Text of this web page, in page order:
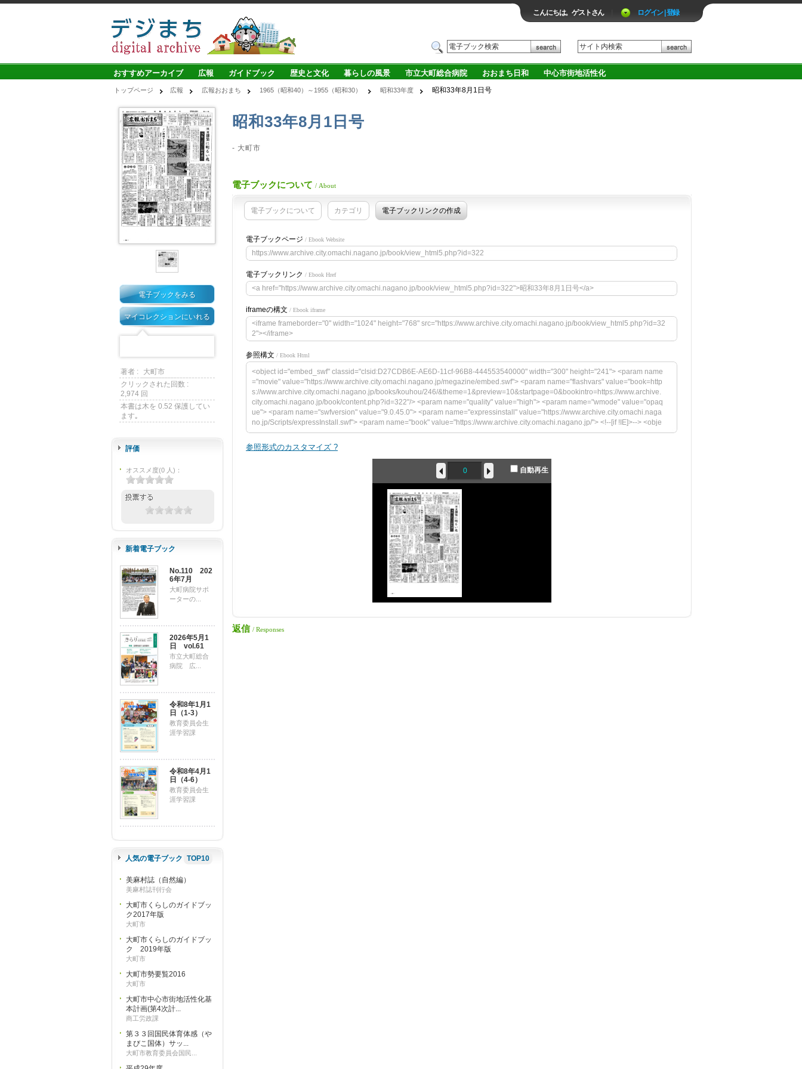
こんにちは。ゲストさん ログイン | 登録
おすすめアーカイブ 広報 ガイドブック 歴史と文化 暮らしの風景 市立大町総合病院 おおまち日和 中心市街地活性化
トップページ 広報 広報おおまち 1965（昭和40）～1955（昭和30） 昭和33年度 昭和33年8月1日号
電子ブックをみる
マイコレクションにいれる
著者 :
大町市
クリックされた回数 :
2,974 回
本書は木を 0.52 保護してい
ます｡
評価
オススメ度(0人) ：
新着電子ブック
No.110 202
6年7月
大町病院サポ
ーターの...
2026年5月1
日 vol.61
市立大町総合
病院 広...
令和8年1月1
日（1-3）
教育委員会生
涯学習課
令和8年4月1
日（4-6）
教育委員会生
涯学習課
人気の電子ブック TOP10
美麻村誌（自然編）
美麻村誌刊行会
大町市くらしのガイドブッ
ク2017年版
大町市
大町市くらしのガイドブッ
ク 2019年版
大町市
大町市勢要覧2016
大町市
大町市中心市街地活性化基
本計画(第4次計...
商工労政課
第３３回国民体育体感（や
まびこ国体）サッ...
大町市教育委員会国民...
昭和33年8月1日号
- 大町市
電子ブックについて / About
電子ブックについて カテゴリ 電子ブックリンクの作成
電子ブックページ / Ebook Website
https://www.archive.city.omachi.nagano.jp/book/view_html5.php?id=322
電子ブックリンク / Ebook Href
<a href="https://www.archive.city.omachi.nagano.jp/book/view_html5.php?id=322">昭和33年8月1日号</a>
iframeの構文 / Ebook iframe
<iframe frameborder="0" width="1024" height="768" src="https://www.archive.city.omachi.nagano.jp/book/view_html5.php?id=32
2"></iframe>
参照構文 / Ebook Html
<object id="embed_swf" classid="clsid:D27CDB6E-AE6D-11cf-96B8-444553540000" width="300" height="241"> <param name
="movie" value="https://www.archive.city.omachi.nagano.jp/megazine/embed.swf"> <param name="flashvars" value="book=http
s://www.archive.city.omachi.nagano.jp/books/kouhou/246/&theme=1&preview=10&startpage=0&bookintro=https://www.archive.
city.omachi.nagano.jp/book/content.php?id=322"/> <param name="quality" value="high"> <param name="wmode" value="opaq
ue"> <param name="swfversion" value="9.0.45.0"> <param name="expressinstall" value="https://www.archive.city.omachi.naga
no.jp/Scripts/expressInstall.swf"> <param name="book" value="https://www.archive.city.omachi.nagano.jp/"> <!--[if !IE]>--> <obje
ct type="application/x-shockwave-flash" data="https://www.archive.city.omachi.nagano.jp/megazine/embed.swf" width="300" hei
ght="241"> <!--<![endif]--> <param name="quality" value="high"> <param name="flashvars" value="book=https://www.archive.cit
y.omachi.nagano.jp/books/kouhou/246/&theme=1&preview=10&startpage=0&bookintro=https://www.archive.city.omachi.nagan
o.jp/book/content.php?id=322"/> <param name="wmode" value="opaque"> <param name="swfversion" value="9.0.45.0"> <par
am name="expressinstall" value="https://www.archive.city.omachi.nagano.jp/Scripts/expressInstall.swf"> <param name="book" v
alue="https://www.archive.city.omachi.nagano.jp/"> <div> <h4>このコンテンツの表示には、Adobe Flash Playerの最新バージョ
ンが必要です。</h4> <p><a href="https://www.adobe.com/go/getflashplayer"><img src="https://www.adobe.com/images/shared/
download_buttons/get_flash_player.gif" alt=" Adobe Flash Playerを取得" width="112" height="33" /></a></p> </div> <!--[if !IE]>--
参照形式のカスタマイズ ?
自動再生
返信 / Responses